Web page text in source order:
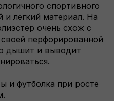
спортивного
и легкий материал. На
очень схож с
перфорированной
дышит и выводит
и футболка при росте